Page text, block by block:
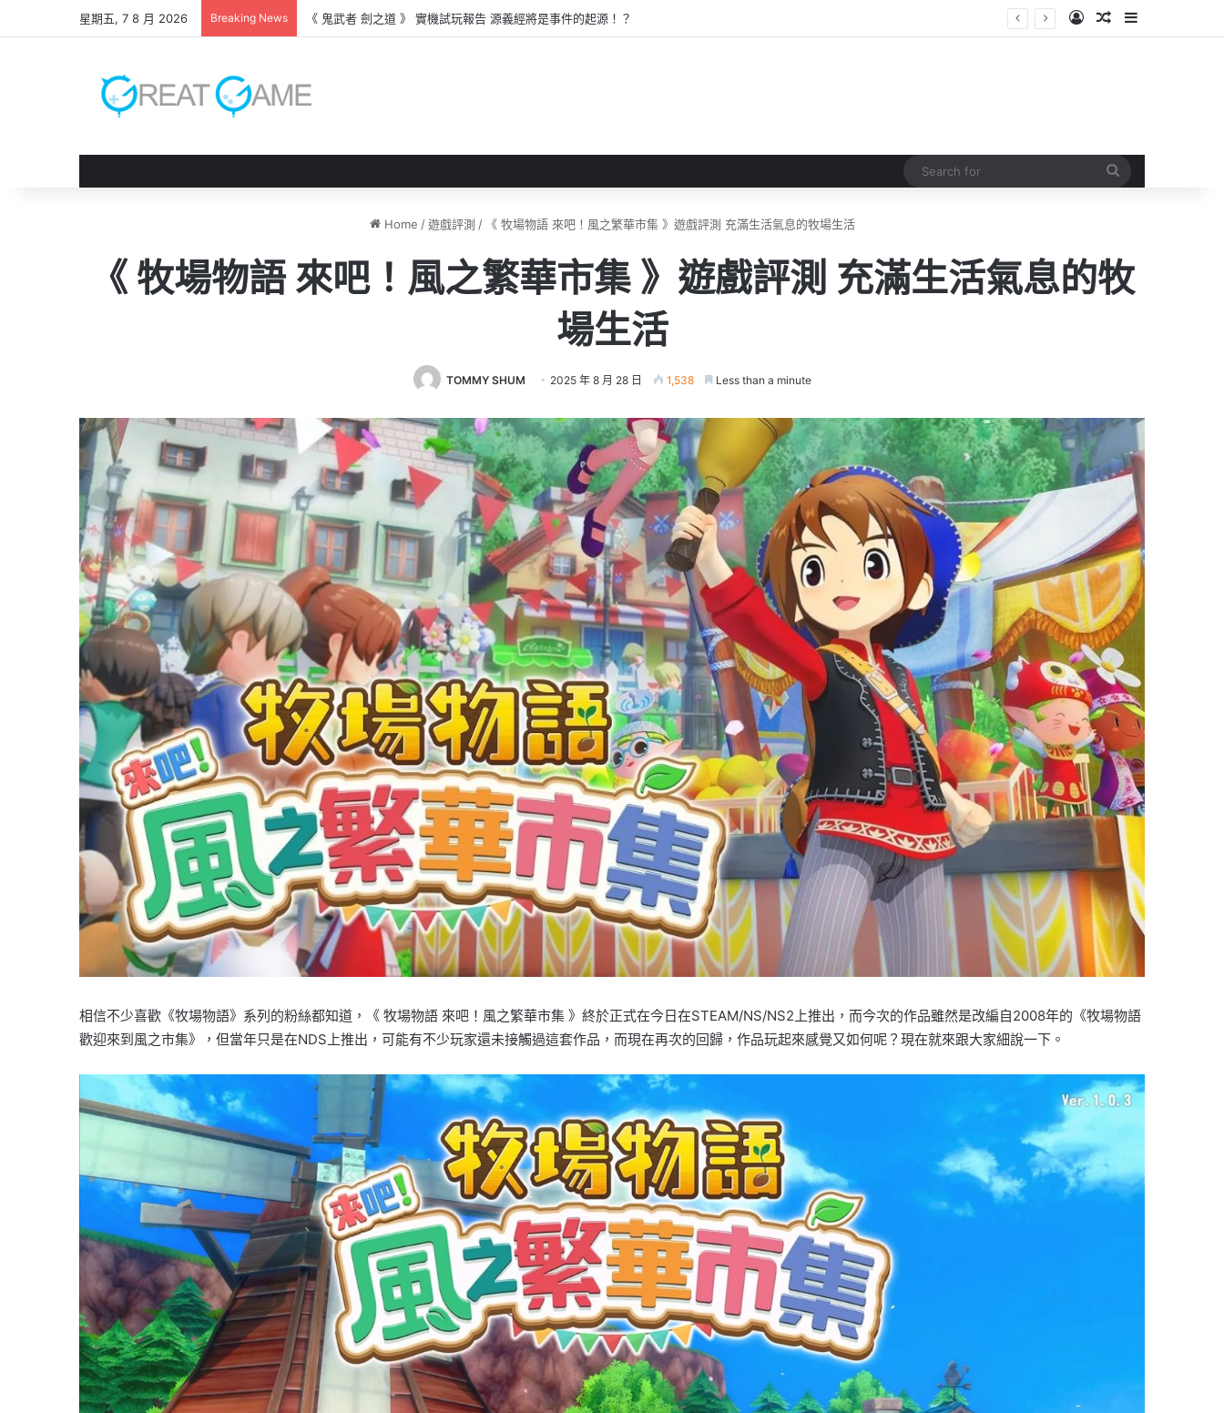
星期五, 7 8 月 2026 Breaking News 《 轉世之獸 》遊戲評測 失落世界中與巨犬冒險 Log InRandom Article
Sidebar
Home / 遊戲評測 / 《 牧場物語 來吧！風之繁華市集 》遊戲評測 充滿生活氣息的牧場生活
《 牧場物語 來吧！風之繁華市集 》遊戲評測 充滿生活氣息的牧
場生活
TOMMY SHUM 2025 年 8 月 28 日 1,538 Less than a minute
相信不少喜歡《牧場物語》系列的粉絲都知道，《 牧場物語 來吧！風之繁華市集 》終於正式在今日在STEAM/NS/NS2上推出，而今次的作品雖然是改編自2008年的《牧場物語
歡迎來到風之市集》，但當年只是在NDS上推出，可能有不少玩家還未接觸過這套作品，而現在再次的回歸，作品玩起來感覺又如何呢？現在就來跟大家細說一下。